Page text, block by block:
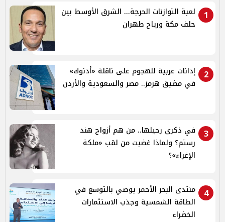
1
لعبة التوازنات الحرجة... الشرق الأوسط بين
حلف مكة ورياح طهران
2
إدانات عربية للهجوم على ناقلة «أدنوك»
في مضيق هرمز.. مصر والسعودية والأردن
3
في ذكرى رحيلها.. من هم أزواج هند
رستم؟ ولماذا غضبت من لقب «ملكة
الإغراء»؟
4
منتدى البحر الأحمر يوصي بالتوسع في
الطاقة الشمسية وجذب الاستثمارات
الخضراء